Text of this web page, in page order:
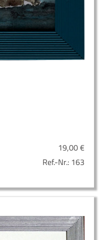
19,00€
Ref.-Nr.: 163